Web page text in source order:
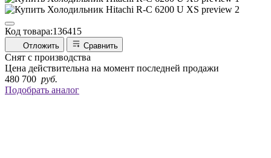
Код товара:136415
Отложить Сравнить
Снят с производства
Цена действительна на момент последней продажи
480 700 руб.
Подобрать аналог